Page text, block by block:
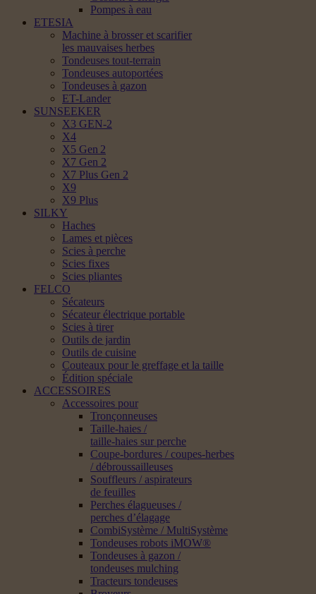
Pompes à eau
ETESIA
Machine à brosser et scarifier
les mauvaises herbes
Tondeuses tout-terrain
Tondeuses autoportées
Tondeuses à gazon
ET-Lander
SUNSEEKER
X3 GEN-2
X4
X5 Gen 2
X7 Gen 2
X7 Plus Gen 2
X9
X9 Plus
SILKY
Haches
Lames et pièces
Scies à perche
Scies fixes
Scies pliantes
FELCO
Sécateurs
Sécateur électrique portable
Scies à tirer
Outils de jardin
Outils de cuisine
Couteaux pour le greffage et la taille
Édition spéciale
ACCESSOIRES
Accessoires pour
Tronçonneuses
Taille-haies /
taille-haies sur perche
Coupe-bordures / coupes-herbes
/ débroussailleuses
Souffleurs / aspirateurs
de feuilles
Perches élagueuses /
perches d’élagage
CombiSystème / MultiSystème
Tondeuses robots iMOW®
Tondeuses à gazon /
tondeuses mulching
Tracteurs tondeuses